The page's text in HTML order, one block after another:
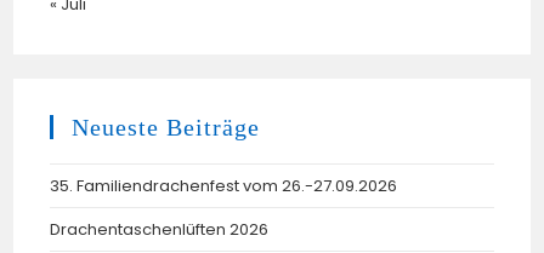
Neueste Beiträge
35. Familiendrachenfest vom 26.-27.09.2026
Drachentaschenlüften 2026